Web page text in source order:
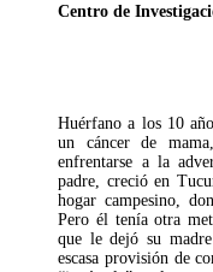
Centro de
Huérfano a los 10
un cáncer de
enfrentarse a la
padre, creció en
hogar campesino,
Pero él tenía otra
que le dejó su
escasa provisión de